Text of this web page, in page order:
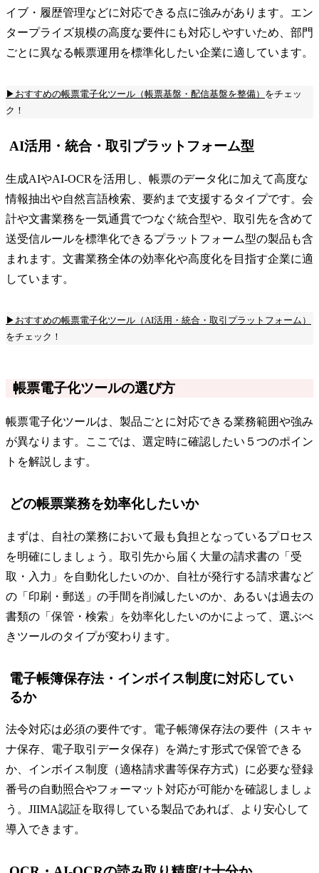
イブ・履歴管理などに対応できる点に強みがあります。エン
タープライズ規模の高度な要件にも対応しやすいため、部門
ごとに異なる帳票運用を標準化したい企業に適しています。
▶おすすめの帳票電子化ツール（帳票基盤・配信基盤を整備） をチェッ
ク！
AI活用・統合・取引プラットフォーム型
生成AIやAI-OCRを活用し、帳票のデータ化に加えて高度な
情報抽出や自然言語検索、要約まで支援するタイプです。会
計や文書業務を一気通貫でつなぐ統合型や、取引先を含めて
送受信ルールを標準化できるプラットフォーム型の製品も含
まれます。文書業務全体の効率化や高度化を目指す企業に適
しています。
▶おすすめの帳票電子化ツール（AI活用・統合・取引プラットフォーム）
をチェック！
帳票電子化ツールの選び方
帳票電子化ツールは、製品ごとに対応できる業務範囲や強み
が異なります。ここでは、選定時に確認したい５つのポイン
トを解説します。
どの帳票業務を効率化したいか
まずは、自社の業務において最も負担となっているプロセス
を明確にしましょう。取引先から届く大量の請求書の「受
取・入力」を自動化したいのか、自社が発行する請求書など
の「印刷・郵送」の手間を削減したいのか、あるいは過去の
書類の「保管・検索」を効率化したいのかによって、選ぶべ
きツールのタイプが変わります。
電子帳簿保存法・インボイス制度に対応してい
るか
法令対応は必須の要件です。電子帳簿保存法の要件（スキャ
ナ保存、電子取引データ保存）を満たす形式で保管できる
か、インボイス制度（適格請求書等保存方式）に必要な登録
番号の自動照合やフォーマット対応が可能かを確認しましょ
う。JIIMA認証を取得している製品であれば、より安心して
導入できます。